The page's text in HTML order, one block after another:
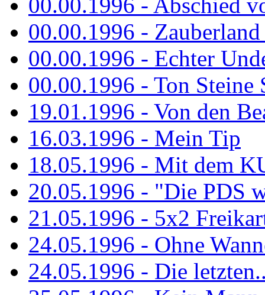
00.00.1996 -
00.00.1996 - Echter
00.00.1996 - Ton Steine
19.01.1996 - Von den
16.03.1996 - Mein Tip
18.05.1996 - Mit dem
20.05.1996 - "Die PDS
21.05.1996 - 5x2
24.05.1996 - Ohne
24.05.1996 - Die